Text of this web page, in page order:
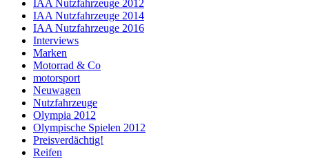
IAA Nutzfahrzeuge 2012
IAA Nutzfahrzeuge 2014
IAA Nutzfahrzeuge 2016
Interviews
Marken
Motorrad & Co
motorsport
Neuwagen
Nutzfahrzeuge
Olympia 2012
Olympische Spielen 2012
Preisverdächtig!
Reifen